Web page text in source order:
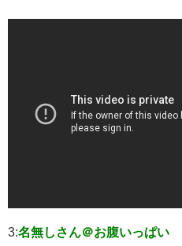
3:名無しさん＠お腹いっぱい